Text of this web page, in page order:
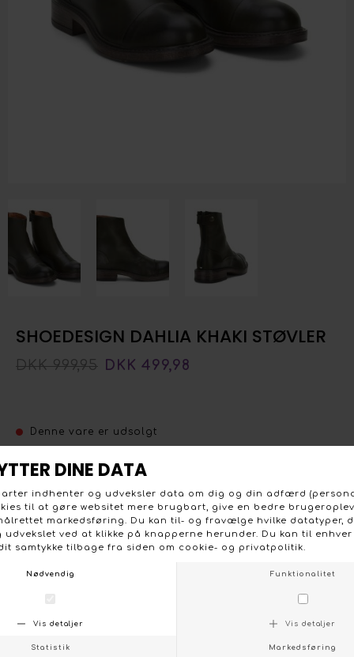
SHOEDESIGN DAHLIA KHAKI STØVLER
DKK 999,95 DKK 499,98
Denne vare er udsolgt
Shoedesign Cph kort støvle med lynlås i hælen. Støvlen
sidder tæt til på anklen har rund snude med overskæring
over tærerne. 3 cm hæl. Lækker blød og super flot
kalveskind i khaki grøn.
Social Om Boutique Dorthe